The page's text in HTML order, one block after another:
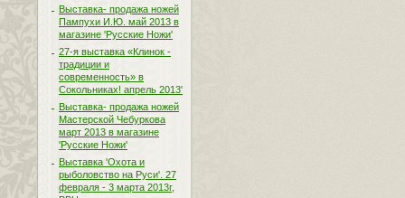
Выставка- продажа ножей
Пампухи И.Ю. май 2013 в
магазине 'Русские Ножи'
27-я выставка «Клинок -
традиции и
современность» в
Сокольниках! апрель 2013'
Выставка- продажа ножей
Мастерской Чебуркова
март 2013 в магазине
'Русские Ножи'
Выставка 'Охота и
рыболовство на Руси'. 27
февраля - 3 марта 2013г,